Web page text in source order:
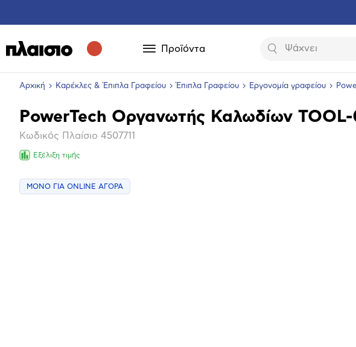
Προϊόντα Αναζήτηση
Αρχική Καρέκλες & Έπιπλα Γραφείου Έπιπλα Γραφείου Εργονομία γραφείου
Βασικά
χαρακτηριστικά
PowerTech Οργανωτής Καλωδίων
Κωδικός Πλαίσιο 4507711
Εξέλιξη τιμής
ΜΟΝΟ ΓΙΑ ONLINE ΑΓΟΡΑ